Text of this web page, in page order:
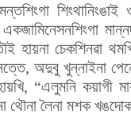
শিংথানিংঙাই
একজামিনেসনশিংগা
চেকশিনৱা
নত্তে, অদুবু খুন্নাইনা
“এলুমনি কয়াগী
থৌনা লৈনা মশক